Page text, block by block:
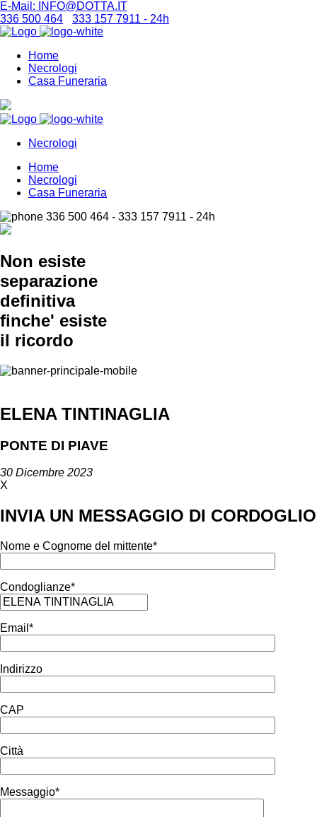
E-Mail: INFO@DOTTA.IT
336 500 464
333 157 7911 - 24h
Home
Necrologi
Casa Funeraria
Necrologi
Home
Necrologi
Casa Funeraria
336 500 464 - 333 157 7911 - 24h
Non esiste
separazione
definitiva
finche' esiste
il ricordo
ELENA TINTINAGLIA
PONTE DI PIAVE
30 Dicembre 2023
X
INVIA UN MESSAGGIO DI CORDOGLIO
Nome e Cognome del mittente*
Condoglianze*
Email*
Indirizzo
CAP
Città
Messaggio*